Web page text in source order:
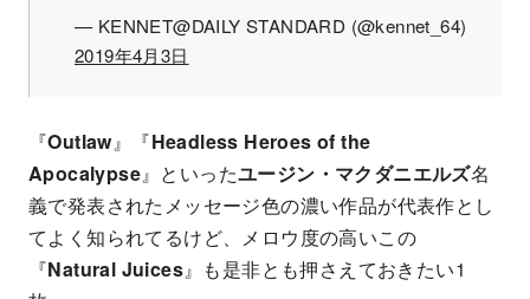
— KENNET@DAILY STANDARD (@kennet_64)
2019年4月3日
『Outlaw』『Headless Heroes of the
Apocalypse』といったユージン・マクダニエルズ名
義で発表されたメッセージ色の濃い作品が代表作とし
てよく知られてるけど、メロウ度の高いこの
『Natural Juices』も是非とも押さえておきたい1